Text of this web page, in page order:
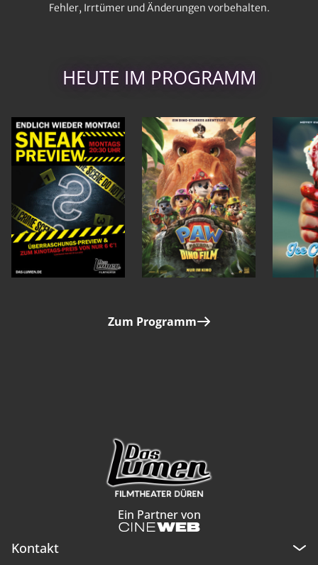
Fehler, Irrtümer und Änderungen vorbehalten.
HEUTE IM PROGRAMM
Zum Programm
Ein Partner von
Kontakt